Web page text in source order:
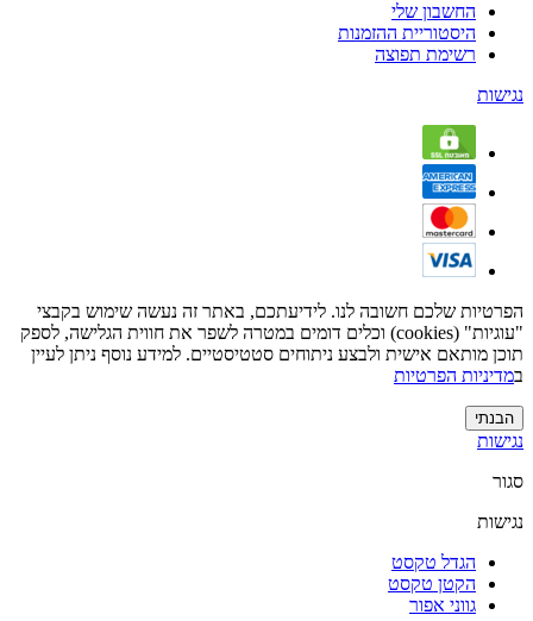
החשבון שלי
היסטוריית ההזמנות
רשימת תפוצה
נגישות
הפרטיות שלכם חשובה לנו. לידיעתכם, באתר זה נעשה שימוש בקבצי
"עוגיות" (cookies) וכלים דומים במטרה לשפר את חווית הגלישה, לספק
תוכן מותאם אישית ולבצע ניתוחים סטטיסטיים. למידע נוסף ניתן לעיין
במדיניות הפרטיות
הבנתי
נגישות
סגור
נגישות
הגדל טקסט
הקטן טקסט
גווני אפור